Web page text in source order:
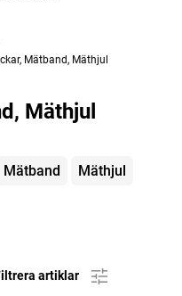
Mätband, Mäthjul
Mäthjul
Mätband Mäthjul
artiklar